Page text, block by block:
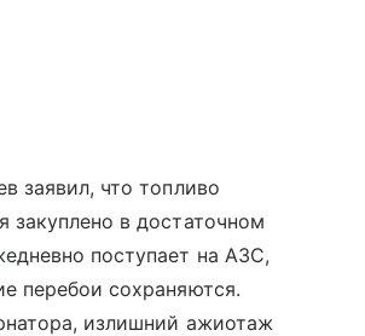
заявил, что топливо
закуплено в достаточном
поступает на АЗС,
перебои сохраняются.
излишний ажиотаж